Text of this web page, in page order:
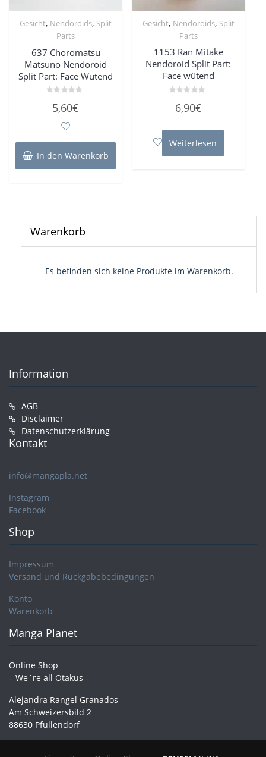
Gesicht, Nendoroids, Split
Parts
637 Choromatsu
Matsuno Nendoroid
Split Part: Face Wütend
mit5,60€
In den Warenkorb
Gesicht, Nendoroids, Split
Parts
1153 Ran Mitake
Nendoroid Split Part:
Face wütend
mit
5
6,90€
Weiterlesen
Warenkorb
Es befinden sich keine Produkte im Warenkorb.
Information
AGB
Disclaimer
Datenschutzerklärung
Kontakt
info@mangapla.net
Instagram
Facebook
Shop
Impressum
Versand und Rückgabebedingungen
Konto
Warenkorb
Manga Planet
Online Shop
– We´re all Otakus –
Alejandra Rangel Granados
Am Schweizersbild 2
88630 Pfullendorf